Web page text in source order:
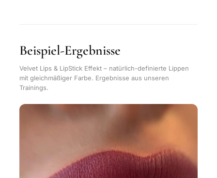
Beispiel-Ergebnisse
Velvet Lips & LipStick Effekt – natürlich-definierte Lippen
mit gleichmäßiger Farbe. Ergebnisse aus unseren
Trainings.